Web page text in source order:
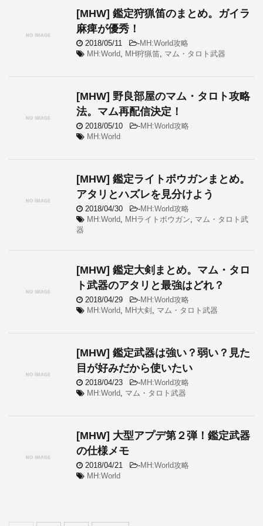
[MHW] 鑑定狩猟笛のまとめ。ガイラ
麻痺が優秀！
2018/05/11 -MH:World攻略
MH:World, MH狩猟笛, マム・タロト武器
[MHW] 野良部屋のマム・タロト攻略
法。マム再配信決定！
2018/05/10 -MH:World攻略
MH:World
[MHW] 鑑定ライトボウガンまとめ。
アタリとハズレを見分けよう
2018/04/30 -MH:World攻略
MH:World, MHライトボウガン, マム・タロト武
器
[MHW] 鑑定大剣まとめ。マム・タロ
ト武器のアタリと最強はどれ？
2018/04/29 -MH:World攻略
MH:World, MH大剣 , マム・タロト武器
[MHW] 鑑定武器は強い？弱い？見た
目が好みだから使いたい
2018/04/23 -MH:World攻略
MH:World, マム・タロト武器
[MHW] 大型アプデ第２弾！鑑定武器
の仕様メモ
2018/04/21 -MH:World攻略
MH:World